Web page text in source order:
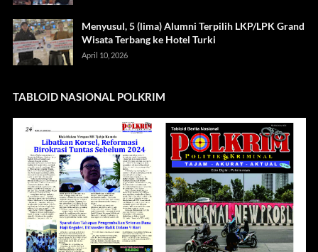
Menyusul, 5 (lima) Alumni Terpilih LKP/LPK Grand
Wisata Terbang ke Hotel Turki
April 10, 2026
TABLOID NASIONAL POLKRIM